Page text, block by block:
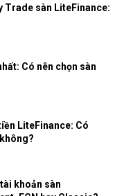
Trade sàn LiteFinance:
Có nên chọn sàn
LiteFinance: Có
khoản sàn